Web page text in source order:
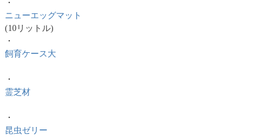
・
ニューエッグマット
(10リットル)
・
飼育ケース大
・
霊芝材
・
昆虫ゼリー